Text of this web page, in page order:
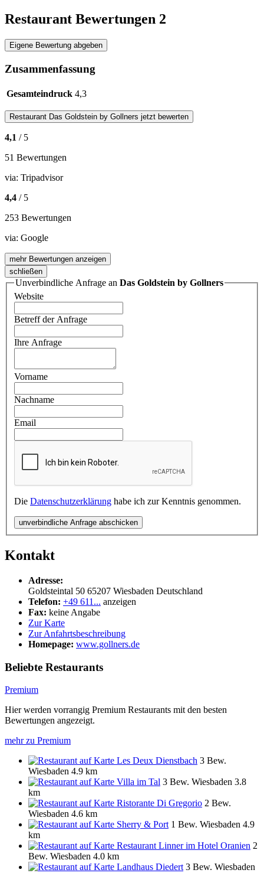
Restaurant Bewertungen 2
Eigene Bewertung abgeben
Zusammenfassung
Gesamteindruck 4,3
Restaurant Das Goldstein by Gollners jetzt bewerten
4,1 / 5
51 Bewertungen
via: Tripadvisor
4,4 / 5
253 Bewertungen
via: Google
mehr Bewertungen anzeigen
schließen
Unverbindliche Anfrage an Das Goldstein by Gollners
Website
Betreff der Anfrage
Ihre Anfrage
Vorname
Nachname
Email
Die Datenschutzerklärung habe ich zur Kenntnis genommen.
unverbindliche Anfrage abschicken
Kontakt
Adresse:
Goldsteintal 50 65207 Wiesbaden Deutschland
Telefon: +49 611... anzeigen
Fax: keine Angabe
Zur Karte
Zur Anfahrtsbeschreibung
Homepage: www.gollners.de
Beliebte Restaurants
Premium
Hier werden vorrangig Premium Restaurants mit den besten
Bewertungen angezeigt.
mehr zu Premium
Les Deux Dienstbach 3 Bew.
Wiesbaden 4.9 km
Villa im Tal 3 Bew. Wiesbaden 3.8
km
Ristorante Di Gregorio 2 Bew.
Wiesbaden 4.6 km
Sherry & Port 1 Bew. Wiesbaden 4.9
km
Restaurant Linner im Hotel Oranien 2
Bew. Wiesbaden 4.0 km
Landhaus Diedert 3 Bew. Wiesbaden